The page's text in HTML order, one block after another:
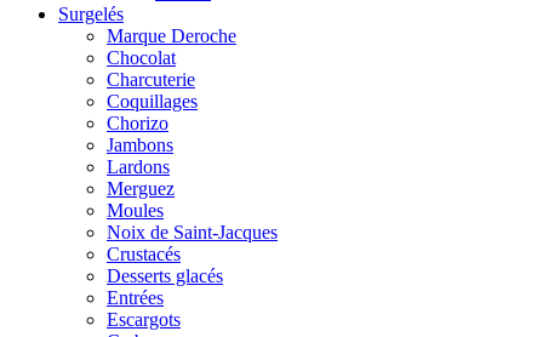
Surgelés
Marque Deroche
Chocolat
Charcuterie
Coquillages
Chorizo
Jambons
Lardons
Merguez
Moules
Noix de Saint-Jacques
Crustacés
Desserts glacés
Entrées
Escargots